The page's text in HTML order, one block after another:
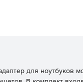
для ноутбуков